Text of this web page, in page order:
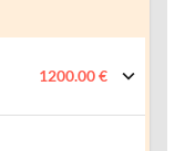
1200.00 €